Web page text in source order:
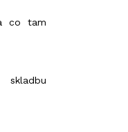
co tam